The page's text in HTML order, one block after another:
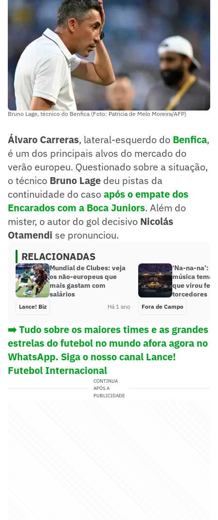
Bruno Lage, técnico do Benfica (Foto: Patricia de Melo Moreira/AFP)
Álvaro Carreras, lateral-esquerdo do Benfica,
é um dos principais alvos do mercado do
verão europeu. Questionado sobre a situação,
o técnico Bruno Lage deu pistas da
continuidade do casoapós o empate dos
Encarados com a Boca Juniors. Além do
mister, o autor do gol decisivo Nicolás
Otamendi se pronunciou.
RELACIONADAS
Mundial de Clubes: veja
os não-europeus que
mais gastam com
salários
Lance! Biz Há 1 ano
‘Na-na-na’:
música tema
que virou
torcedores
Fora de Campo
➡️ Tudo sobre os maiores times e as grandes
estrelas do futebol no mundo afora agora no
WhatsApp. Siga o nosso canal Lance!
Futebol Internacional
CONTINUA
APÓS A
PUBLICIDADE